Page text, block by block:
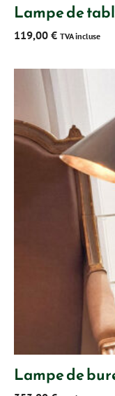
Lampe de
119,00 € TVA incluse
Lampe de